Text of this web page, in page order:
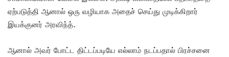
ஏற்படுத்தி ஆனால் ஒரு வழியாக அதைச் செய்து முடிக்கிறார்
இயக்குனர் அரவிந்த்.
ஆனால் அவர் போட்ட திட்டப்படியே எல்லாம் நடப்பதால் பிரச்சனை